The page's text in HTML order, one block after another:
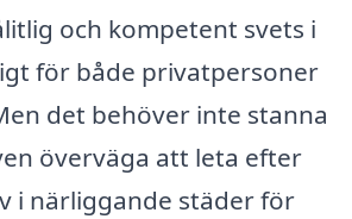
och kompetent svets i
för både privatpersoner
det behöver inte stanna
överväga att leta efter
i närliggande städer för